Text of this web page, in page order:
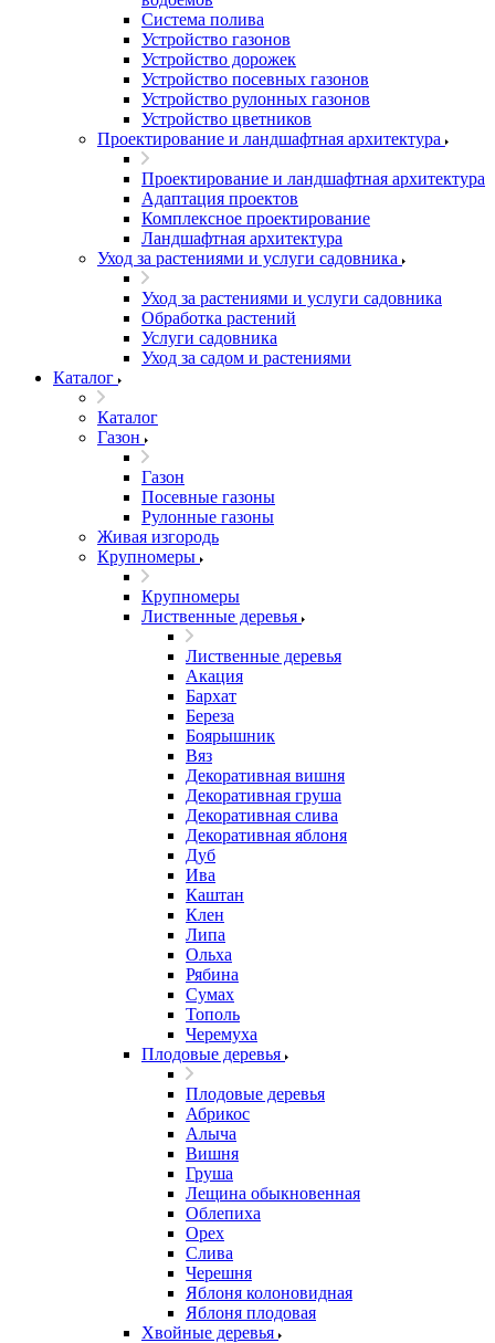
Система полива
Устройство газонов
Устройство дорожек
Устройство посевных газонов
Устройство рулонных газонов
Устройство цветников
Проектирование и ландшафтная архитектура
Проектирование и ландшафтная архитектура
Адаптация проектов
Комплексное проектирование
Ландшафтная архитектура
Уход за растениями и услуги садовника
Уход за растениями и услуги садовника
Обработка растений
Услуги садовника
Уход за садом и растениями
Каталог
Каталог
Газон
Газон
Посевные газоны
Рулонные газоны
Живая изгородь
Крупномеры
Крупномеры
Лиственные деревья
Лиственные деревья
Акация
Бархат
Береза
Боярышник
Вяз
Декоративная вишня
Декоративная груша
Декоративная слива
Декоративная яблоня
Дуб
Ива
Каштан
Клен
Липа
Ольха
Рябина
Сумах
Тополь
Черемуха
Плодовые деревья
Плодовые деревья
Абрикос
Алыча
Вишня
Груша
Лещина обыкновенная
Облепиха
Орех
Слива
Черешня
Яблоня колоновидная
Яблоня плодовая
Хвойные деревья